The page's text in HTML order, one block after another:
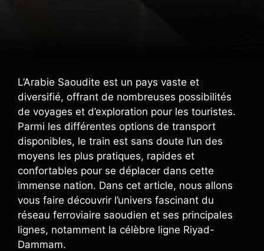
L’Arabie Saoudite est un pays vaste et
diversifié, offrant de nombreuses possibilités
de voyages et d’exploration pour les touristes.
Parmi les différentes options de transport
disponibles, le train est sans doute l’un des
moyens les plus pratiques, rapides et
confortables pour se déplacer dans cette
immense nation. Dans cet article, nous allons
vous faire découvrir l’univers fascinant du
réseau ferroviaire saoudien et ses principales
lignes, notamment la célèbre ligne Riyad-
Dammam.